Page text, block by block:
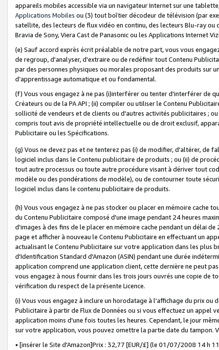
appareils mobiles accessible via un navigateur Internet sur une
Applications Mobiles ou (3) tout boîtier décodeur de télévision (par
satellite, des lecteurs de flux vidéo en continu, des lecteurs Blu-ray
Bravia de Sony, Viera Cast de Panasonic ou les Applications Internet
(e) Sauf accord exprès écrit préalable de notre part, vous vous
de regroup, d'analyser, d'extraire ou de redéfinir tout Contenu
par des personnes physiques ou morales proposant des produits sur
d’apprentissage automatique et ou fondamental.
(f) Vous vous engagez à ne pas (i)interférer ou tenter d'interférer de
Créateurs ou de la PA API ; (ii) compiler ou utiliser le Contenu
sollicité de vendeurs et de clients ou d'autres activités publicitaires ;
compris tout avis de propriété intellectuelle ou de droit exclusif,
Publicitaire ou les Spécifications.
(g) Vous ne devez pas et ne tenterez pas (i) de modifier, d'altérer, de
logiciel inclus dans le Contenu publicitaire de produits ; ou (ii) de
tout autre processus ou toute autre procédure visant à dériver tout
modèle ou des pondérations de modèle), ou de contourner toute
logiciel inclus dans le contenu publicitaire de produits.
(h) Vous vous engagez à ne pas stocker ou placer en mémoire cache
du Contenu Publicitaire composé d'une image pendant 24 heures
d'images à des fins de le placer en mémoire cache pendant un délai
page et afficher à nouveau le Contenu Publicitaire en effectuant un
actualisant le Contenu Publicitaire sur votre application dans les plus
d'Identification Standard d'Amazon (ASIN) pendant une durée
application comprend une application client, cette dernière ne peut
vous engagez à nous fournir dans les trois jours ouvrés une copie de
vérification du respect de la présente Licence.
(i) Vous vous engagez à inclure un horodatage à l'affichage du prix
Publicitaire à partir de Flux de Données ou si vous effectuez un appel
application moins d'une fois toutes les heures. Cependant, le jour
sur votre application, vous pouvez omettre la partie date du tampon.
• [insérer le Site d'Amazon]Prix : 32,77 [EUR/£] (le 01/07/2008 14 h